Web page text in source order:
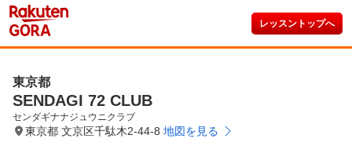
レッスントップへ
東京都
SENDAGI 72 CLUB
センダギナナジュウニクラブ
東京都 文京区千駄木2-44-8 地図を見る